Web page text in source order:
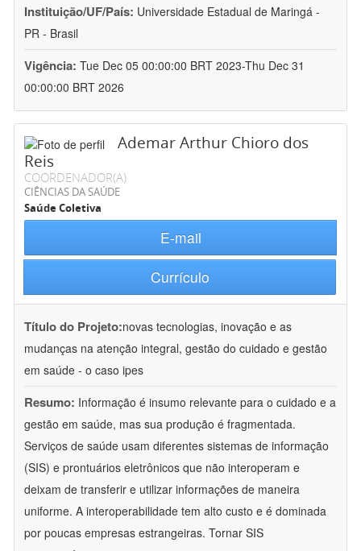
Instituição/UF/País: Universidade Estadual de Maringá -
PR - Brasil
Vigência: Tue Dec 05 00:00:00 BRT 2023-Thu Dec 31
00:00:00 BRT 2026
Ademar Arthur Chioro dos
Reis
COORDENADOR(A)
CIÊNCIAS DA SAÚDE
Saúde Coletiva
E-mail
Currículo
Título do Projeto:novas tecnologias, inovação e as
mudanças na atenção integral, gestão do cuidado e gestão
em saúde - o caso ipes
Resumo: Informação é insumo relevante para o cuidado e a
gestão em saúde, mas sua produção é fragmentada.
Serviços de saúde usam diferentes sistemas de informação
(SIS) e prontuários eletrônicos que não interoperam e
deixam de transferir e utilizar informações de maneira
uniforme. A interoperabilidade tem alto custo e é dominada
por poucas empresas estrangeiras. Tornar SIS